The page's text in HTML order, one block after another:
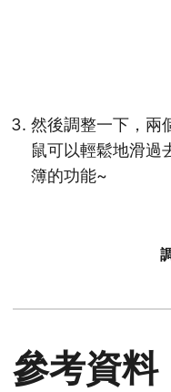
然後調整一下，兩
鼠可以輕鬆地滑過
簿的功能~
參考資料